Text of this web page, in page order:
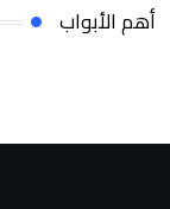
أهم الأبواب